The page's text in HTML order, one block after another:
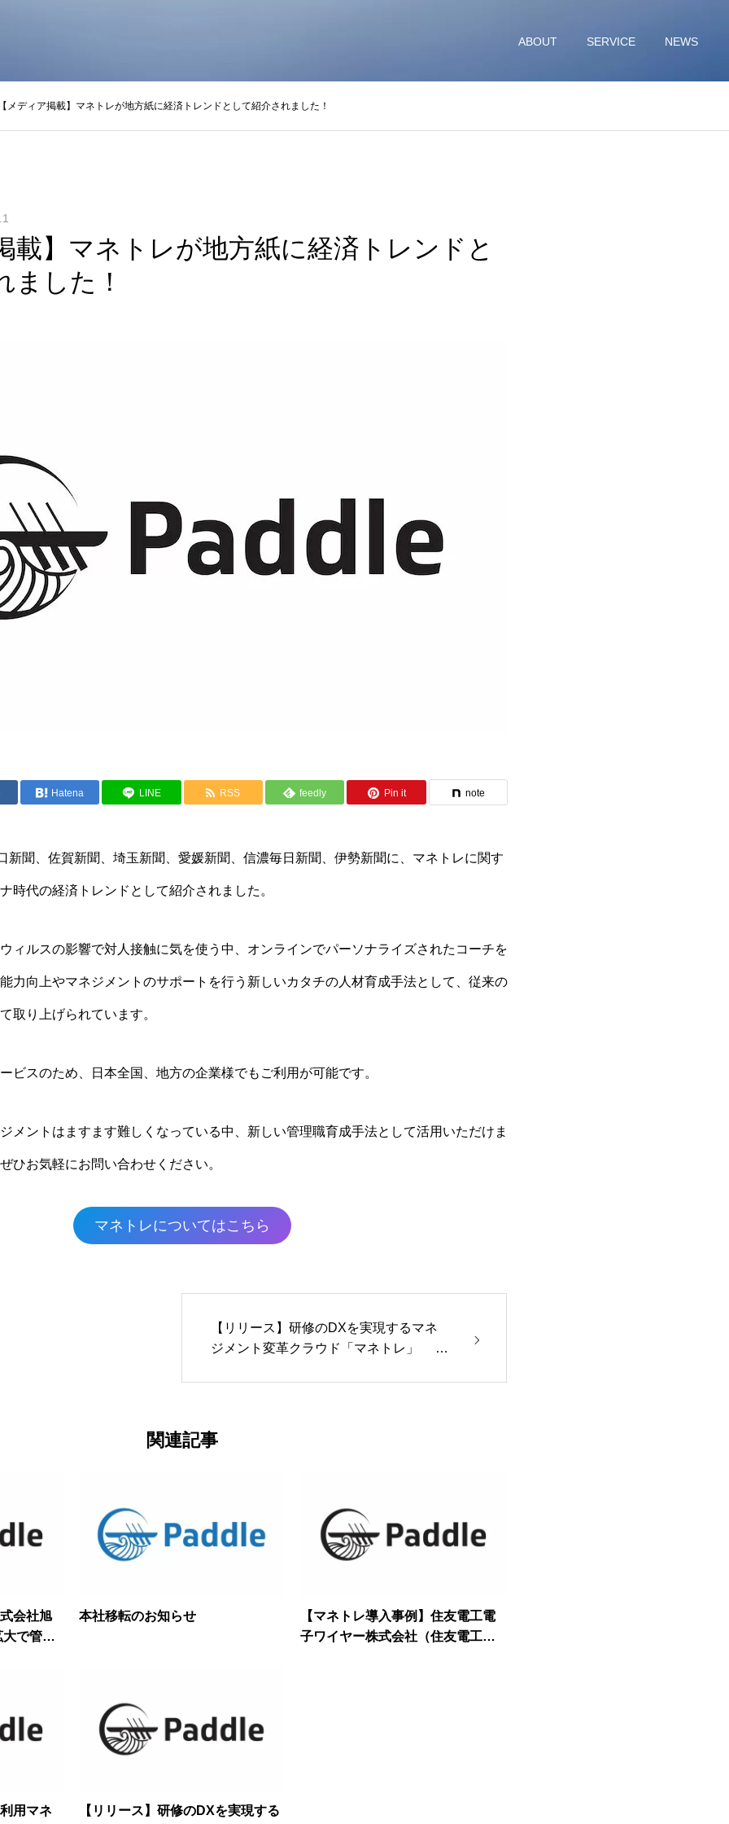
ABOUT SERVICE NEWS
メディア掲載】マネトレが地方紙に経済トレンドとして紹介されました！
載】マネトレが地方紙に経済トレンドと
ました！
Hatena LINE RSS feedly Pin it note
新聞、佐賀新聞、埼玉新聞、愛媛新聞、信濃毎日新聞、伊勢新聞に、マネトレに関す
時代の経済トレンドとして紹介されました。
ィルスの影響で対人接触に気を使う中、オンラインでパーソナライズされたコーチを
力向上やマネジメントのサポートを行う新しいカタチの人材育成手法として、従来の
取り上げられています。
ビスのため、日本全国、地方の企業様でもご利用が可能です。
メントはますます難しくなっている中、新しい管理職育成手法として活用いただけま
ひお気軽にお問い合わせください。
マネトレについてはこちら
【リリース】研修のDXを実現するマネ
ジメント変革クラウド「マネトレ」 新
関連記事
会社旭
で管理
本社移転のお知らせ
【マネトレ導入事例】住友電工電
子ワイヤー株式会社（住友電工グ
用マネ 【リリース】研修のDXを実現する